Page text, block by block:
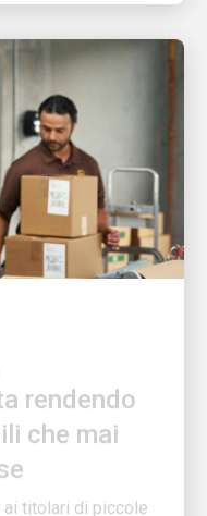
che mai
titolari di piccole
e meno